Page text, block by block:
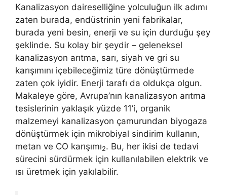
Kanalizasyon daireselliğine yolculuğun ilk adımı
zaten burada, endüstrinin yeni fabrikalar,
burada yeni besin, enerji ve su için durduğu şey
şeklinde. Su kolay bir şeydir – geleneksel
kanalizasyon arıtma, sarı, siyah ve gri su
karışımını içebileceğimiz türe dönüştürmede
zaten çok iyidir. Enerji tarafı da oldukça olgun.
Makaleye göre, Avrupa’nın kanalizasyon arıtma
tesislerinin yaklaşık yüzde 11’i, organik
malzemeyi kanalizasyon çamurundan biyogaza
dönüştürmek için mikrobiyal sindirim kullanın,
metan ve CO karışımı2. Bu, her ikisi de tedavi
sürecini sürdürmek için kullanılabilen elektrik ve
ısı üretmek için yakılabilir.